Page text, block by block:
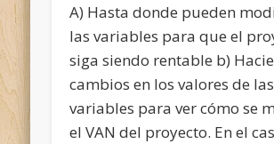
A) Hasta donde pueden
las variables para que el
siga siendo rentable b)
cambios en los valores de las
variables para ver cómo se
el VAN del proyecto. En el